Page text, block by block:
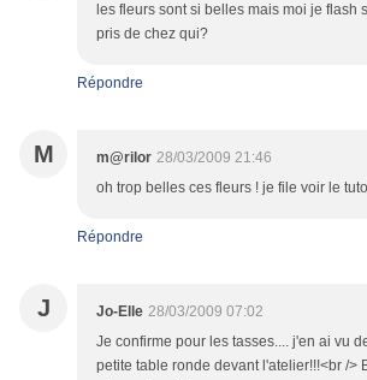
les fleurs sont si belles mais moi je flash
pris de chez qui?
Répondre
M m@rilor 28/03/2009 21:46
oh trop belles ces fleurs ! je file voir le
Répondre
J Jo-Elle 28/03/2009 07:02
Je confirme pour les tasses.... j'en ai vu
petite table ronde devant l'atelier!!!<br />